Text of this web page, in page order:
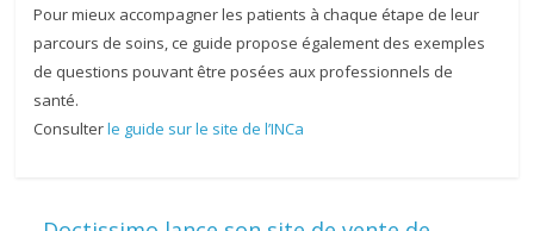
Pour mieux accompagner les patients à chaque étape de leur
parcours de soins, ce guide propose également des exemples
de questions pouvant être posées aux professionnels de
santé.
Consulterle guide sur le site de l’INCa